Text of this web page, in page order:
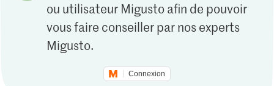
ou utilisateur Migusto afin de pouvoir
vous faire conseiller par nos experts
Migusto.
Connexion